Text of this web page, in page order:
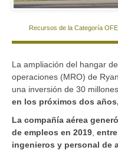
Recursos de la Categoría
La ampliación del hangar
operaciones (MRO) de
una inversión de 30
en los próximos dos
La compañía aérea
de empleos en 2019
ingenieros y personal de